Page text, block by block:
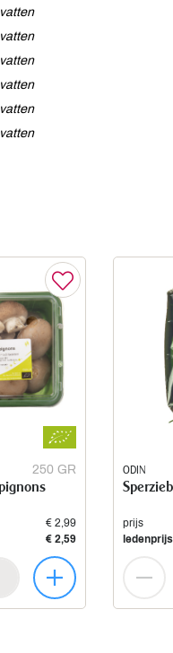
250 GR
€ 2,99
€ 2,59
ODIN
prijs
ledenprijs